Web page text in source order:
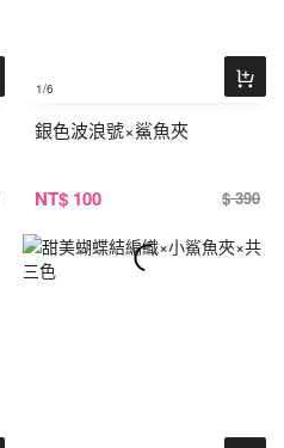
1/6
銀色波浪號×鯊魚夾
NT$ 100 $ 390